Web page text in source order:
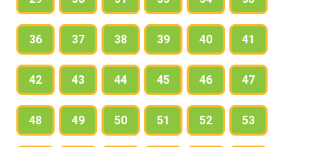
relatives will be doing when she arrives at
work.
36 37 38 39 40 41
42 43 44 45 46 47
48 49 50 51 52 53